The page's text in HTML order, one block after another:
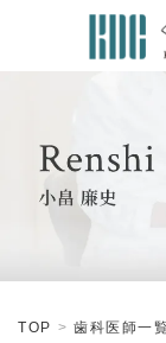
TOP 歯科医師一